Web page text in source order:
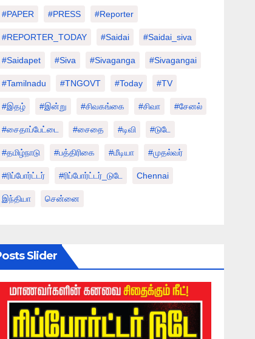
#PAPER #PRESS #Reporter
#REPORTER_TODAY #saidai #saidai_siva
#saidapet #Siva #Sivaganga #sivagangai
#tamilnadu #TNGOVT #today #TV
#இதழ் #இன்று #சிவகங்கை #சிவா #சேனல்
#சைதாப்பேட்டை #சைதை #டிவி #டுடே
#தமிழ்நாடு #பத்திரிகை #மீடியா #முதல்வர்
#ரிப்போர்ட்டர் #ரிப்போர்ட்டர்_டுடே Chennai
இந்தியா சென்னை
Slider